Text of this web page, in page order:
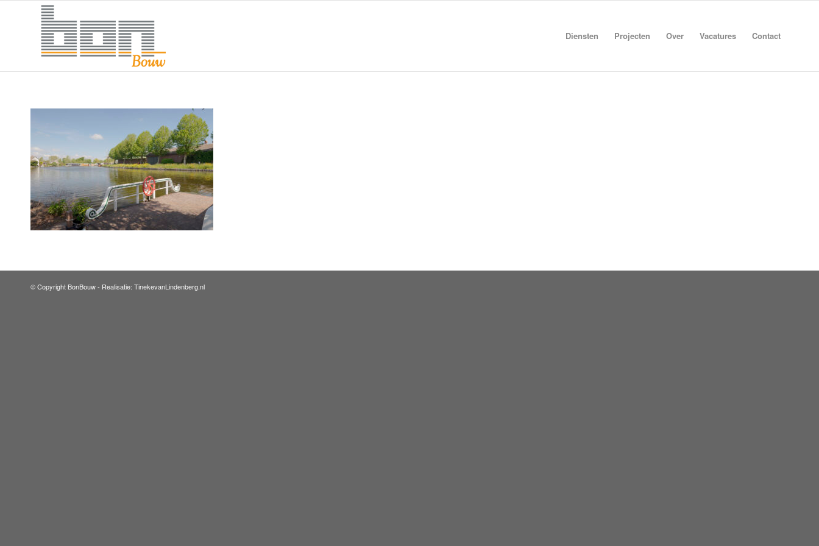
Diensten Projecten Over Vacatures Contact
© Copyright BonBouw - Realisatie: TinekevanLindenberg.nl